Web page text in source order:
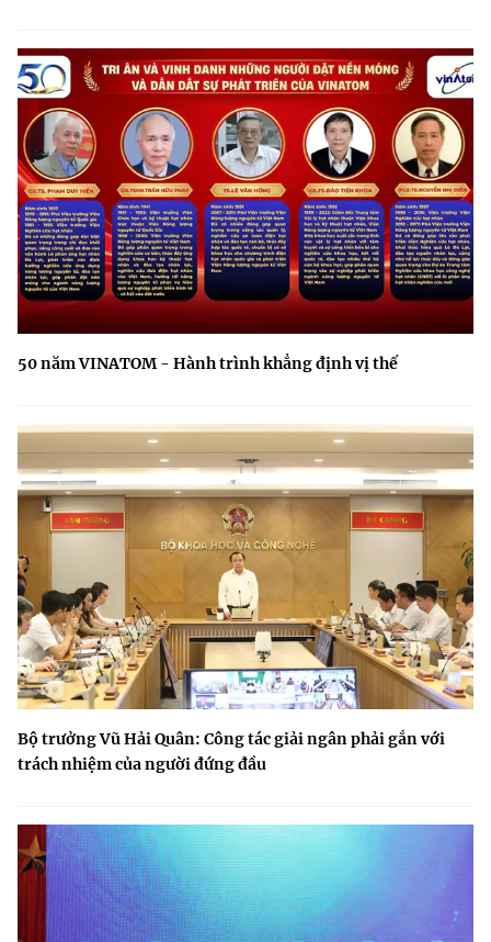
50 năm VINATOM - Hành trình khẳng định vị thế
Bộ trưởng Vũ Hải Quân: Công tác giải ngân phải gắn với
trách nhiệm của người đứng đầu